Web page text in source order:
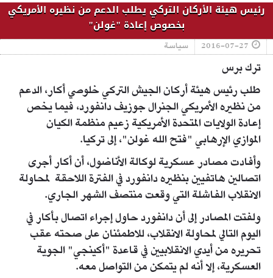
رئيس هيئة الأركان التركي يطلب الدعم من نظيره الأمريكي
بخصوص إعادة "غولن"
2016-07-27 سياسة
ترك برس
طلب رئيس هيئة أركان الجيش التركي خلوصي أكار، الدعم
من نظيره الأمريكي الجنرال جوزيف دانفورد، فيما يخص
إعادة الولايات المتحدة الأمريكية زعيم منظمة الكيان
الموازي الإرهابي "فتح الله غولن"، إلى تركيا.
وأفادت مصادر عسكرية لوكالة الأناضول، أن أكار أجرى
اتصالين هاتفيين بنظيره دانفورد في الفترة اللاحقة لمحاولة
الانقلاب الفاشلة التي وقعت منتصف الشهر الجاري.
ولفتت المصادر إلى أن دانفورد حاول إجراء اتصال بأكار في
اليوم التالي لمحاولة الانقلاب، للاطمئنان على صحته عقب
تحريره من أيدي الانقلابيين في قاعدة "أكينجي" الجوية
العسكرية، إلا أنه لم يتمكن من التواصل معه.